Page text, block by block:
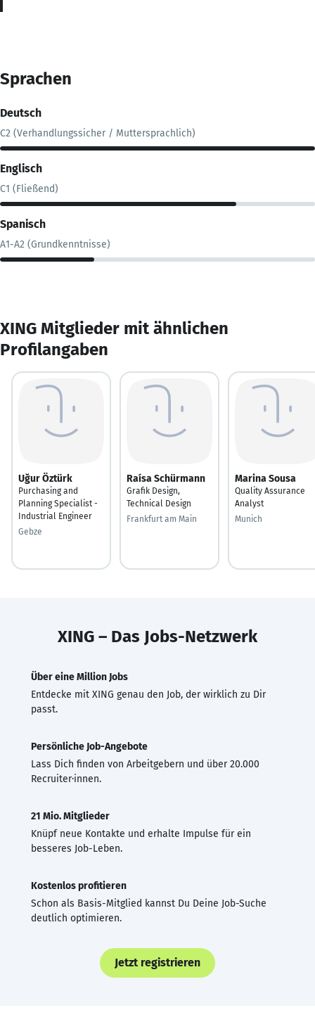
Sprachen
Deutsch
C2 (Verhandlungssicher / Muttersprachlich)
Englisch
C1 (Fließend)
Spanisch
A1-A2 (Grundkenntnisse)
XING Mitglieder mit ähnlichen
Profilangaben
Uğur Öztürk
Purchasing and
Planning Specialist -
Industrial Engineer
Gebze
Raísa Schürmann
Grafik Design,
Technical Design
Frankfurt am Main
Marina Sousa
Quality Assurance
Analyst
Munich
XING – Das Jobs-Netzwerk
Über eine Million Jobs
Entdecke mit XING genau den Job, der wirklich zu Dir
passt.
Persönliche Job-Angebote
Lass Dich finden von Arbeitgebern und über 20.000
Recruiter·innen.
21 Mio. Mitglieder
Knüpf neue Kontakte und erhalte Impulse für ein
besseres Job-Leben.
Kostenlos profitieren
Schon als Basis-Mitglied kannst Du Deine Job-Suche
deutlich optimieren.
Jetzt registrieren